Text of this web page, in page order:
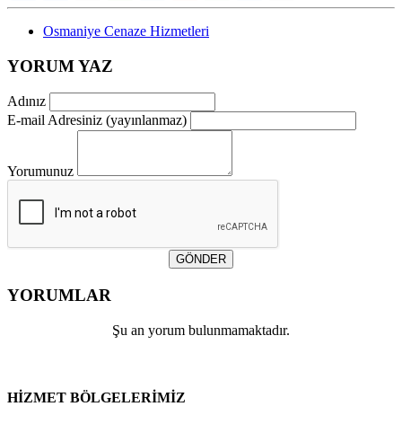
Osmaniye Cenaze Hizmetleri
YORUM YAZ
Adınız
E-mail Adresiniz (yayınlanmaz)
Yorumunuz
GÖNDER
YORUMLAR
Şu an yorum bulunmamaktadır.
HİZMET BÖLGELERİMİZ